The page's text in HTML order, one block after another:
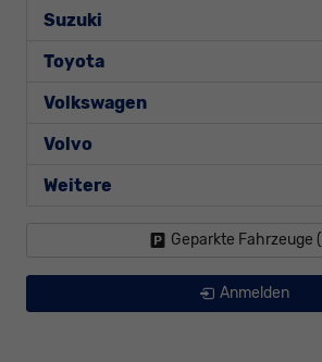
Suzuki
Toyota
Volkswagen
Volvo
Weitere
Geparkte Fahrzeuge (
Anmelden